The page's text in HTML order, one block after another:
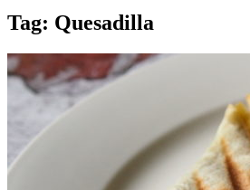
Tag: Quesadilla